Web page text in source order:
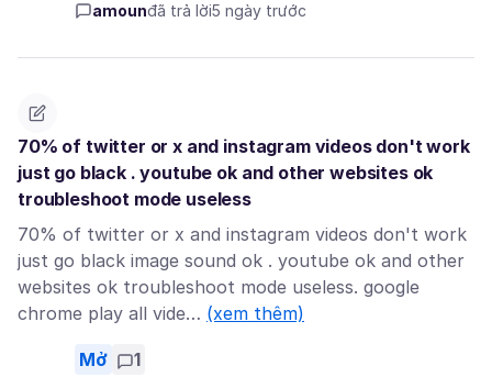
amounđã trả lời5 ngày trước
70% of twitter or x and instagram videos don't work
just go black . youtube ok and other websites ok
troubleshoot mode useless
70% of twitter or x and instagram videos don't work
just go black image sound ok . youtube ok and other
websites ok troubleshoot mode useless. google
chrome play all vide… (xem thêm)
Mở 1